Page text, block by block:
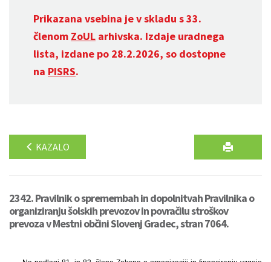
Prikazana vsebina je v skladu s 33.
členom ZoUL arhivska. Izdaje uradnega
lista, izdane po 28.2.2026, so dostopne
na PISRS.
KAZALO
2342. Pravilnik o spremembah in dopolnitvah Pravilnika o
organiziranju šolskih prevozov in povračilu stroškov
prevoza v Mestni občini Slovenj Gradec, stran 7064.